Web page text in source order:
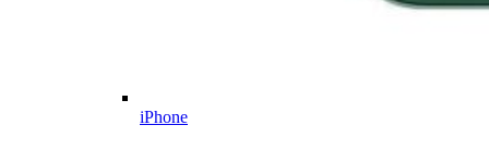
iPhone